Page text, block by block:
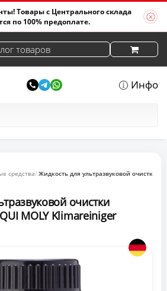
Товары с Центрального склада
по 100% предоплате.
товаров
Инфо
средства Жидкость для ультразвуковой очистки
очистки
MOLY Klimareiniger